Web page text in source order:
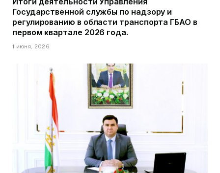
Государственной службы по надзору и
регулированию в области транспорта ГБАО в
первом квартале 2026 года.
1 июня, 2026